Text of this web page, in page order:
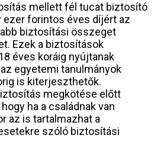
mellett fél tucat biztosító
ezer forintos éves díjért az
biztosítási összeget
Ezek a biztosítások
éves koráig nyújtanak
egyetemi tanulmányok
is kiterjeszthetők.
megkötése előtt
ha a családnak van
az is tartalmazhat a
szóló biztosítási